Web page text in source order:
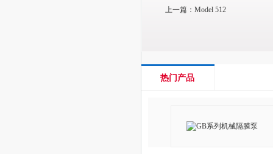
上一篇： Model 512
热门产品